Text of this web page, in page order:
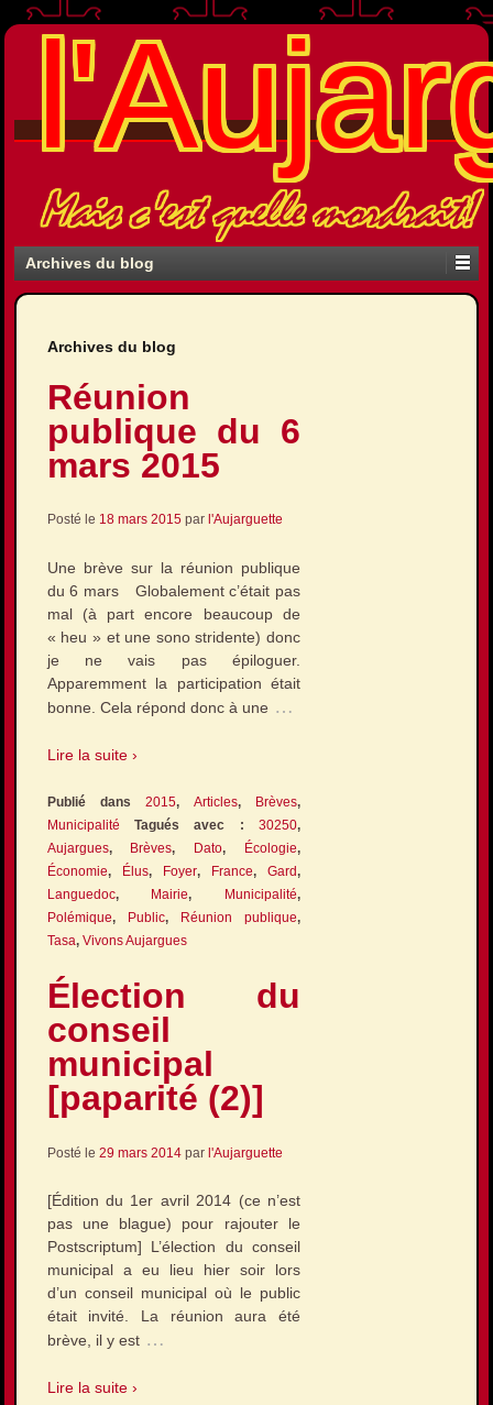
Mais c'est quelle mordrait!
Archives du blog
Archives du blog
Réunion
publique du 6
mars 2015
Posté le 18 mars 2015par l'Aujarguette
Une brève sur la réunion publique
du 6 mars Globalement c’était pas
mal (à part encore beaucoup de
« heu » et une sono stridente) donc
je ne vais pas épiloguer.
Apparemment la participation était
bonne. Cela répond donc à une …
Lire la suite ›
Publié dans 2015, Articles, Brèves,
Municipalité Tagués avec :30250,
Aujargues, Brèves, Dato, Écologie,
Économie, Élus, Foyer, France,Gard,
Languedoc, Mairie, Municipalité,
Polémique, Public, Réunion publique,
Tasa, Vivons Aujargues
Élection du
conseil
municipal
[paparité (2)]
Posté le 29 mars 2014par l'Aujarguette
[Édition du 1er avril 2014 (ce n’est
pas une blague) pour rajouter le
Postscriptum] L’élection du conseil
municipal a eu lieu hier soir lors
d’un conseil municipal où le public
était invité. La réunion aura été
brève, il y est …
Lire la suite ›